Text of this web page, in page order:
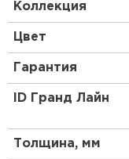
Преимущества:
Геометрия
повторяют
3D рез,
Коллекция
Цвет
Гарантия
ID Гранд Лайн
Толщина, мм